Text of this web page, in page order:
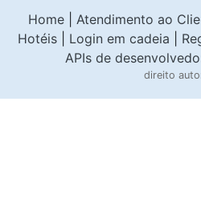
Home| Atendimento ao
Hotéis| Login em cadeia
APIs de
direito